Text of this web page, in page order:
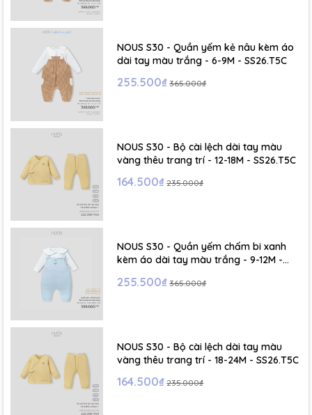
☁️ Bảng Size Mũ, Giày và Phụ kiện :
- NB : Dưới 6 kg
- Size S: 0-6 tháng
- Size M : 6-12 tháng
- Size L : 12-24 tháng
- Size XL :2- 6 tuổi
NOUS S30 - Quần yếm kẻ nâu kèm áo
dài tay màu trắng - 6-9M - SS26.T5C
255.500₫ 365.000₫
NOUS S30 - Bộ cài lệch dài tay màu
vàng thêu trang trí - 12-18M - SS26.T5C
164.500₫ 235.000₫
NOUS S30 - Quần yếm chấm bi xanh
kèm áo dài tay màu trắng - 9-12M -
255.500₫ 365.000₫
NOUS S30 - Bộ cài lệch dài tay màu
vàng thêu trang trí - 18-24M - SS26.T5C
164.500₫ 235.000₫